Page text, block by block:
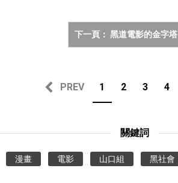
下一頁： 黑道電影的金字塔
PREV 1 2 3 4
關鍵詞
漫畫 電影 山口組 黑社會